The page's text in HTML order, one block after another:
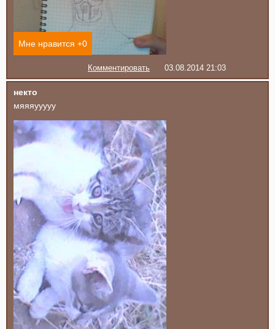
Мне нравится +0
Комментировать 03.08.2014 21:03
некто
мяяяууууу